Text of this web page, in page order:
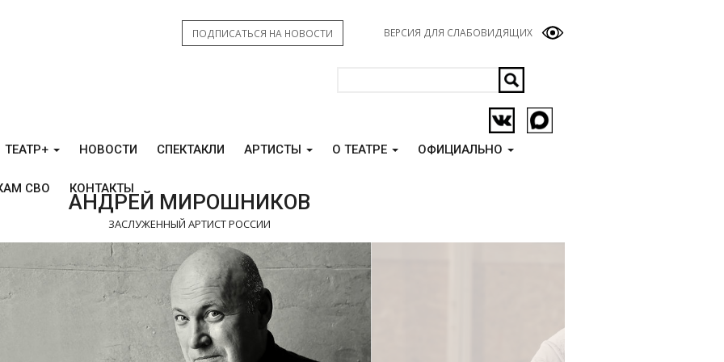
ВЕРСИЯ ДЛЯ СЛАБОВИДЯЩИХ
ПОДПИСАТЬСЯ НА НОВОСТИ
ТЕАТР+ НОВОСТИ СПЕКТАКЛИ АРТИСТЫ О ТЕАТРЕ ОФИЦИАЛЬНО
СВО КОНТАКТЫ
АНДРЕЙ МИРОШНИКОВ
ЗАСЛУЖЕННЫЙ АРТИСТ РОССИИ